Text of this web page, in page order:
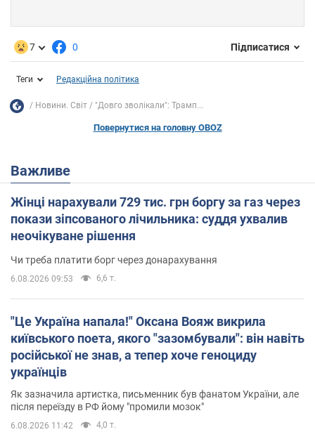
7 0 Підписатися
Теги Редакційна політика
Новини. Світ "Довго зволікали": Трамп...
Повернутися на головну OBOZ
Важливе
Жінці нарахували 729 тис. грн боргу за газ через
покази зіпсованого лічильника: суддя ухвалив
неочікуване рішення
Чи треба платити борг через донарахування
6.08.2026 09:53 6,6 т.
"Це Україна напала!" Оксана Вояж викрила
київського поета, якого "зазомбували": він навіть
російської не знав, а тепер хоче геноциду
українців
Як зазначила артистка, письменник був фанатом України, але
після переїзду в РФ йому "промили мозок"
6.08.2026 11:42 4,0 т.